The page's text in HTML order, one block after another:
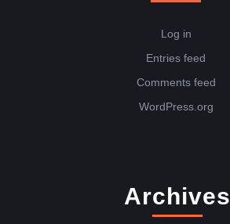
Log in
Entries feed
Comments feed
WordPress.org
Archives